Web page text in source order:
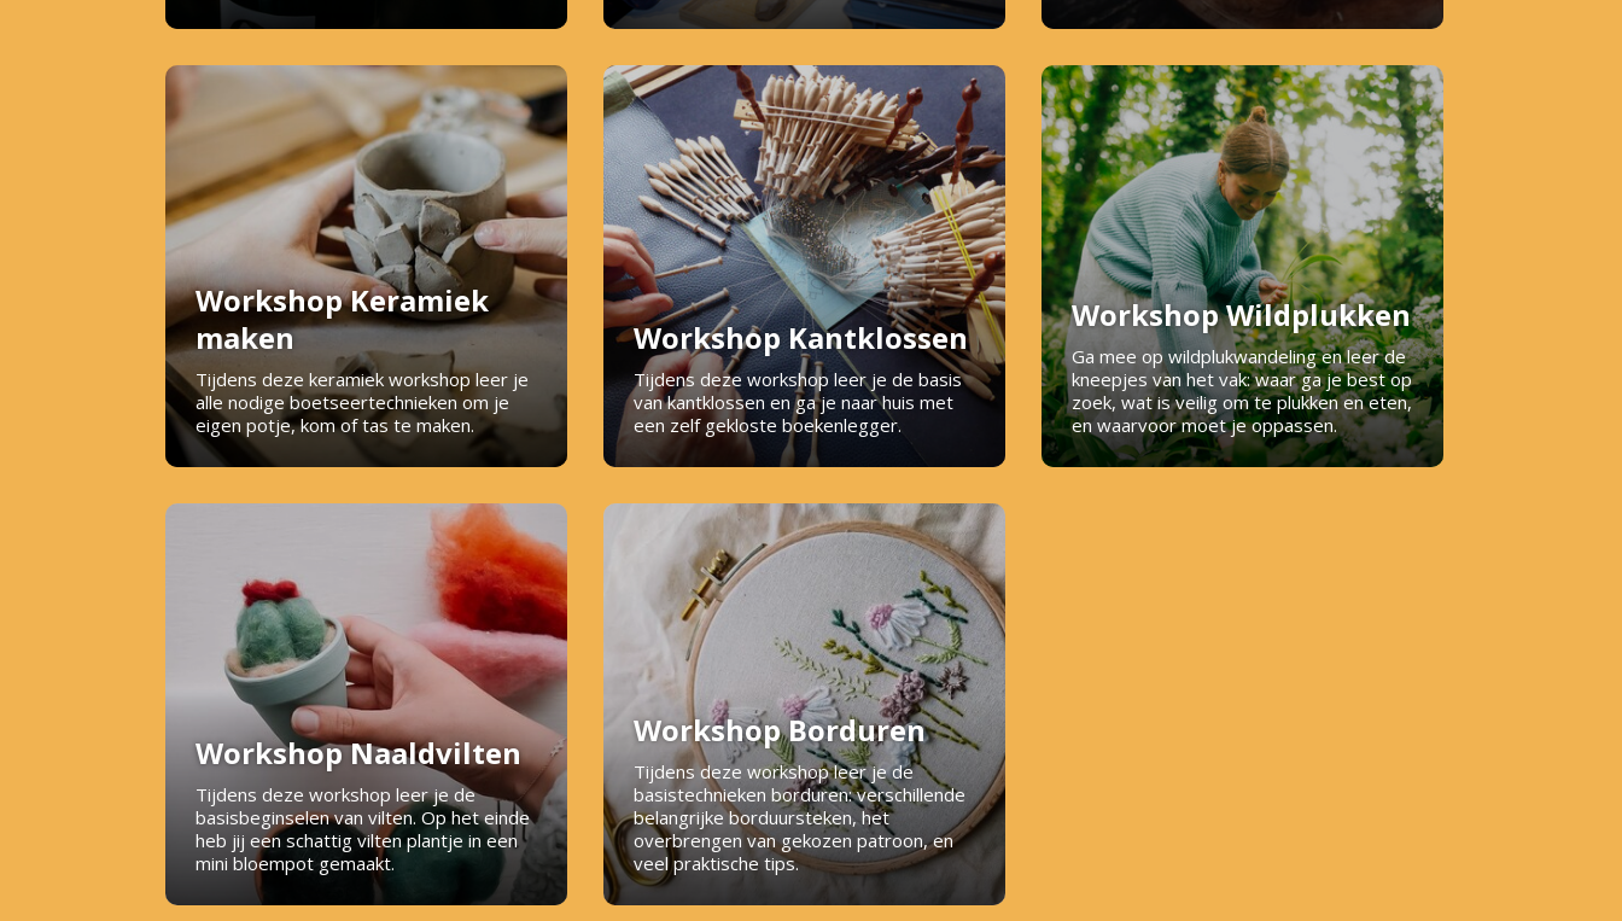
Workshop Keramiek
maken
Tijdens deze keramiek workshop leer je
alle nodige boetseertechnieken om je
eigen potje, kom of tas te maken.
Workshop Kantklossen
Tijdens deze workshop leer je de basis
van kantklossen en ga je naar huis met
een zelf gekloste boekenlegger.
Workshop Wildplukken
Ga mee op wildplukwandeling en leer de
kneepjes van het vak: waar ga je best op
zoek, wat is veilig om te plukken en eten,
en waarvoor moet je oppassen.
Workshop Naaldvilten
Tijdens deze workshop leer je de
basisbeginselen van vilten. Op het einde
heb jij een schattig vilten plantje in een
mini bloempot gemaakt.
Workshop Borduren
Tijdens deze workshop leer je de
basistechnieken borduren: verschillende
belangrijke borduursteken, het
overbrengen van gekozen patroon, en
veel praktische tips.